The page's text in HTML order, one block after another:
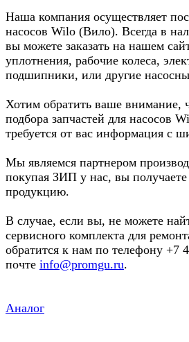
Наша компания осуществляет
насосов Wilo (Вило). Всегда в
вы можете заказать на нашем
уплотнения, рабочие колеса,
подшипники, или другие
Хотим обратить ваше внимание,
подбора запчастей для насосов
требуется от вас информация с
Мы являемся партнером
покупая ЗИП у нас, вы
продукцию.
В случае, если вы, не можете
сервисного комплекта для
обратится к нам по телефону +7
почте info@promgu.ru.
Аналог